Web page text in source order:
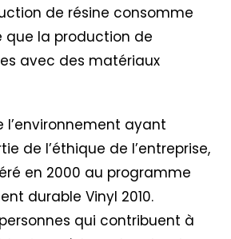
de résine consomme
que la production de
avec des matériaux
l’environnement ayant
de l’éthique de l’entreprise,
en 2000 au programme
durable Vinyl 2010.
qui contribuent à